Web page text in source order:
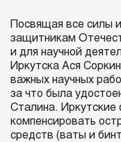
Посвящая все силы
защитникам
и для научной
Иркутска Ася
важных научных
за что была
Сталина.
компенсировать
средств (ваты и